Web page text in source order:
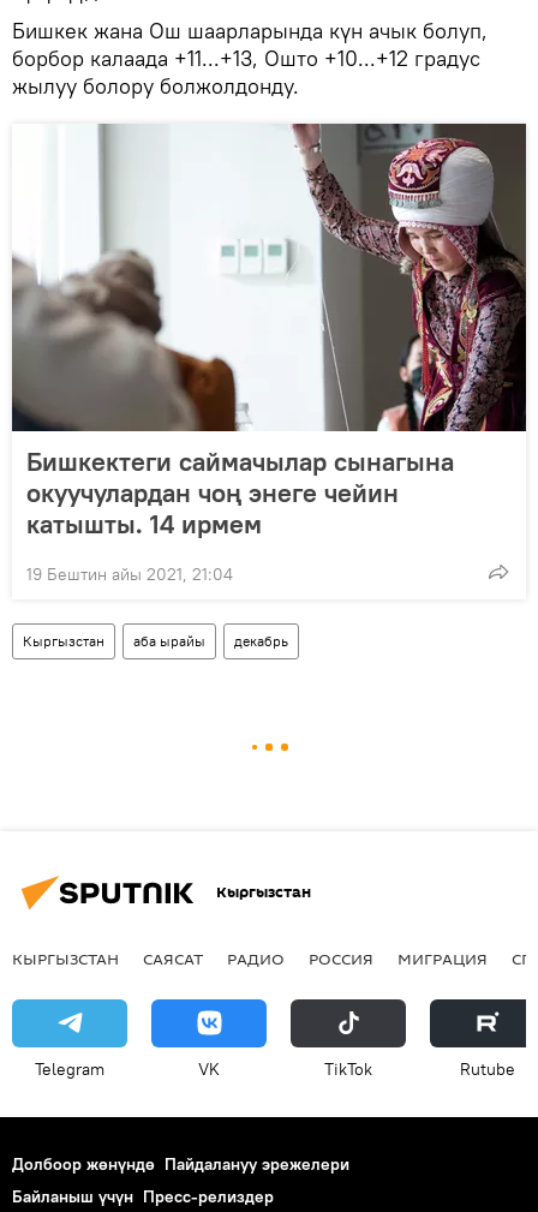
Бишкек жана Ош шаарларында күн ачык болуп,
борбор калаада +11...+13, Ошто +10...+12 градус
жылуу болору болжолдонду.
Бишкектеги саймачылар сынагына
окуучулардан чоң энеге чейин
катышты. 14 ирмем
19 Бештин айы 2021, 21:04
Кыргызстан аба ырайы декабрь
Кыргызстан
КЫРГЫЗСТАН САЯСАТ РАДИО РОССИЯ МИГРАЦИЯ
Telegram VK ТikТоk Rutube
Долбоор жөнүндө Пайдалануу эрежелери
Байланыш үчүн Пресс-релиздер